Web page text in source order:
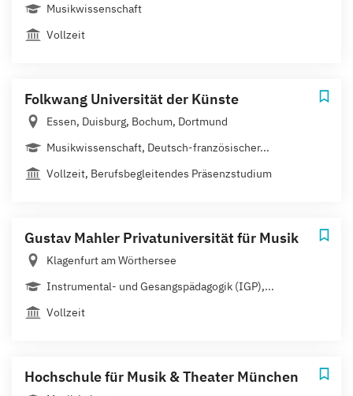
Musikwissenschaft
Vollzeit
Folkwang Universität der Künste
Essen, Duisburg, Bochum, Dortmund
Musikwissenschaft, Deutsch-französischer...
Vollzeit, Berufsbegleitendes Präsenzstudium
Gustav Mahler Privatuniversität für Musik
Klagenfurt am Wörthersee
Instrumental- und Gesangspädagogik (IGP),...
Vollzeit
Hochschule für Musik & Theater München